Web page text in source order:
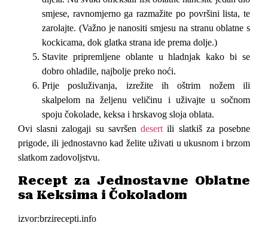
smjese, ravnomjerno ga razmažite po površini lista, te
zarolajte. (Važno je nanositi smjesu na stranu oblatne s
kockicama, dok glatka strana ide prema dolje.)
Stavite pripremljene oblante u hladnjak kako bi se
dobro ohladile, najbolje preko noći.
Prije posluživanja, izrežite ih oštrim nožem ili
skalpelom na željenu veličinu i uživajte u sočnom
spoju čokolade, keksa i hrskavog sloja oblata.
Ovi slasni zalogaji su savršendesertili slatkiš za posebne
prigode, ili jednostavno kad želite uživati ​​u ukusnom i brzom
slatkom zadovoljstvu.
Recept za Jednostavne Oblatne
sa Keksima i Čokoladom
izvor:brzirecepti.info